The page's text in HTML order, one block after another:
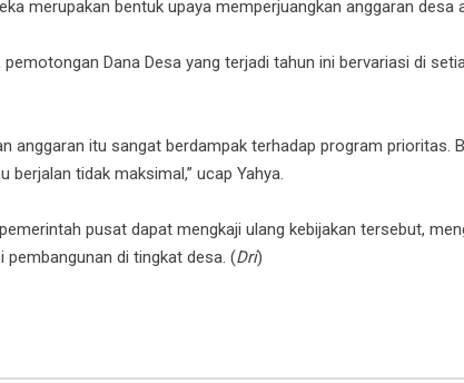
merupakan bentuk upaya memperjuangkan anggaran desa
pemotongan Dana Desa yang terjadi tahun ini bervariasi di
anggaran itu sangat berdampak terhadap program prioritas.
berjalan tidak maksimal,” ucap Yahya.
pusat dapat mengkaji ulang kebijakan tersebut,
pembangunan di tingkat desa. (Dri)